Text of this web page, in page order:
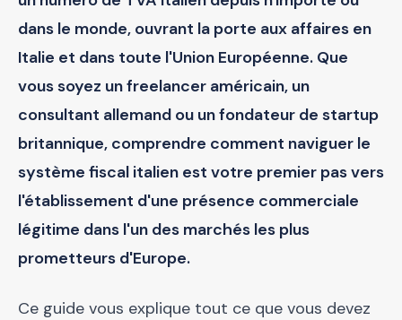
dans le monde, ouvrant la porte aux affaires en
Italie et dans toute l'Union Européenne. Que
vous soyez un freelancer américain, un
consultant allemand ou un fondateur de startup
britannique, comprendre comment naviguer le
système fiscal italien est votre premier pas vers
l'établissement d'une présence commerciale
légitime dans l'un des marchés les plus
prometteurs d'Europe.
Ce guide vous explique tout ce que vous devez